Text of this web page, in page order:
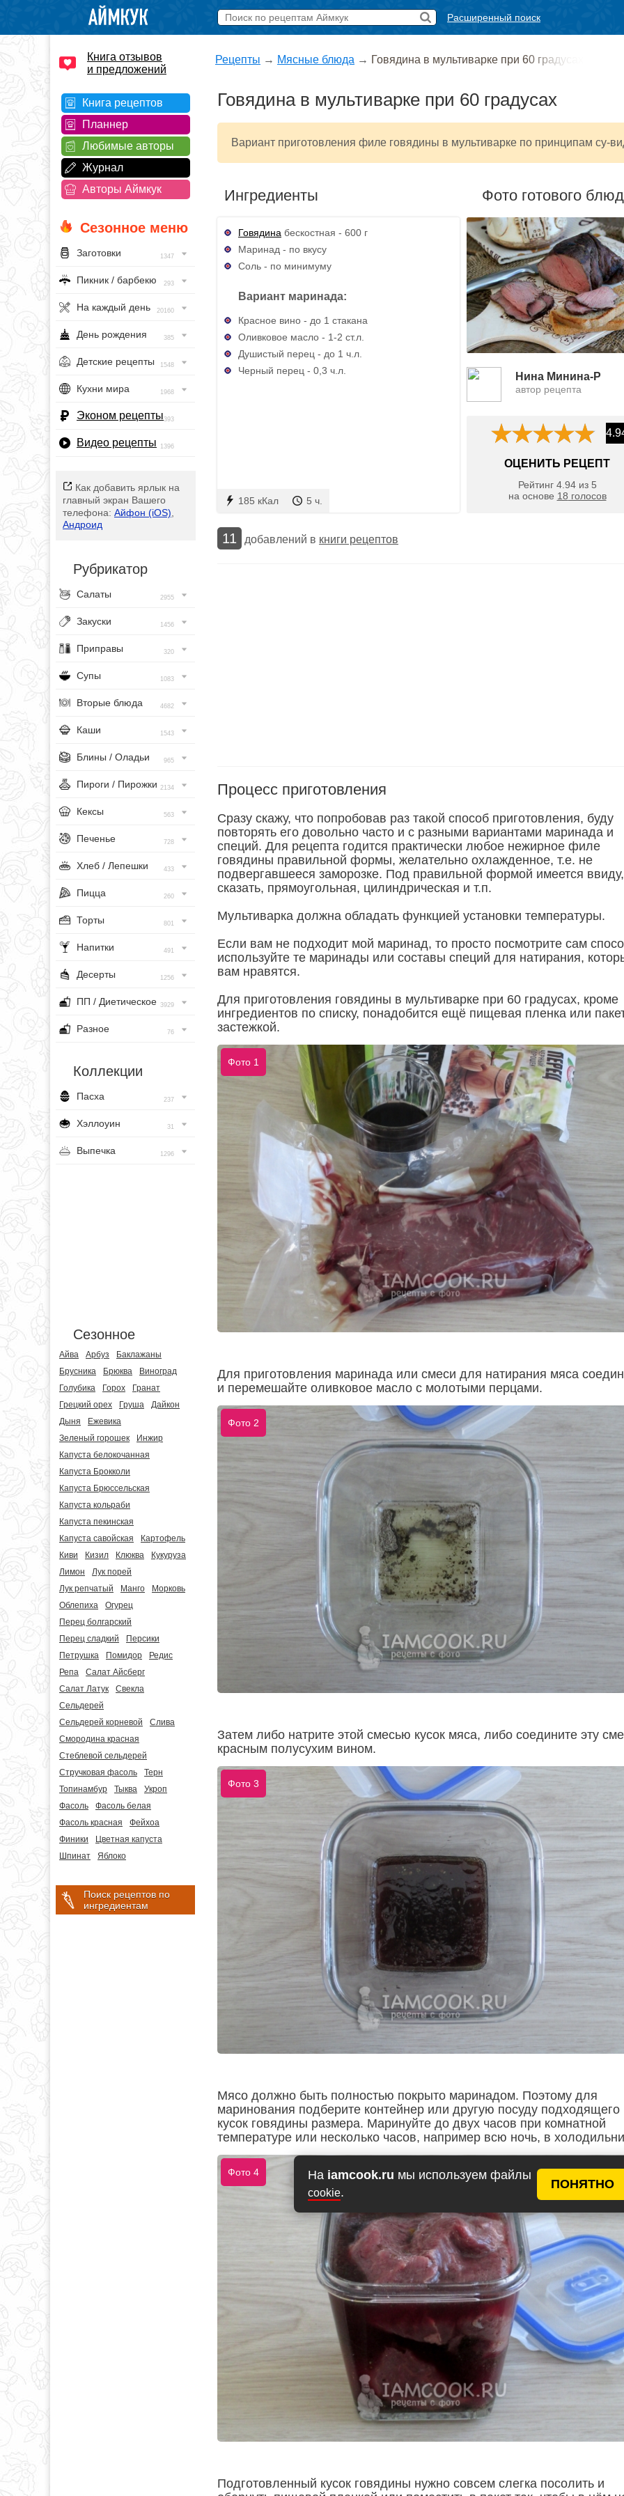
На iamcook.ru мы используем файлы
cookie.
ПОНЯТНО
Расширенный поиск
Книга отзывов
и предложений
Книга рецептов
Планнер
Любимые авторы
Журнал
Авторы Аймкук
Сезонное меню
Заготовки 1347
Пикник / барбекю 293
На каждый день 20160
День рождения 385
Детские рецепты 1548
Кухни мира 1968
Эконом рецепты393
Видео рецепты 1396
Как добавить ярлык на
главный экран Вашего
телефона: Айфон (iOS)
Андроид
Рубрикатор
Салаты 2955
Закуски 1456
Приправы 320
Супы 1083
Вторые блюда 4682
Каши 1543
Блины / Оладьи 965
Пироги / Пирожки 2134
Кексы 563
Печенье 728
Хлеб / Лепешки 433
Пицца 260
Торты 801
Напитки 491
Десерты 1256
ПП / Диетическое 3929
Разное 76
Коллекции
Пасха 237
Хэллоуин 31
Выпечка 1296
Сезонное
Айва Арбуз
Баклажаны
Брусника
Брюква
Виноград
Голубика
Горох
Гранат
Грецкий орех
Груша
Дайкон
Дыня
Ежевика
Зеленый горошек
Инжир
Капуста белокочанная
Капуста Брокколи
Капуста Брюссельская
Капуста кольраби
Капуста пекинская
Капуста савойская
Картофель
Киви
Кизил Клюква
Кукуруза
Лимон
Лук порей
Лук репчатый
Манго
Морковь
Облепиха
Огурец
Перец болгарский
Перец сладкий
Персики
Петрушка
Помидор
Редис
Репа
Салат Айсберг
Салат Латук
Свекла
Сельдерей
Сельдерей корневой
Слива
Смородина красная
Стеблевой сельдерей
Стручковая фасоль
Терн
Топинамбур
Тыква
Укроп
Фасоль
Фасоль белая
Фасоль красная
Фейхоа
Финики
Цветная капуста
Шпинат
Яблоко
Поиск рецептов по
ингредиентам
Рецепты → Мясные блюда → Говядина в мультиварке при 60 градусах
Говядина в мультиварке при 60 градусах
Вариант приготовления филе говядины в мультиварке по принципам су-
Ингредиенты
Говядина бескостная - 600 г
Маринад - по вкусу
Соль - по минимуму
Вариант маринада:
Красное вино - до 1 стакана
Оливковое масло - 1-2 ст.л.
Душистый перец - до 1 ч.л.
Черный перец - 0,3 ч.л.
185 кКал 5 ч.
Фото готового
Нина Минина-Р
автор рецепта
ОЦЕНИТЬ РЕЦЕПТ
Рейтинг 4.94из 5
на основе 18 голосов
11 добавлений в книги рецептов
Процесс приготовления
Сразу скажу, что попробовав раз такой способ приготовления, буду
повторять его довольно часто и с разными вариантами маринада и
специй. Для рецепта годится практически любое нежирное филе
говядины правильной формы, желательно охлажденное, т.е. не
подвергавшееся заморозке. Под правильной формой имеется ввиду,
сказать, прямоугольная, цилиндрическая и т.п.
Мультиварка должна обладать функцией установки температуры.
Если вам не подходит мой маринад, то просто посмотрите сам
используйте те маринады или составы специй для натирания,
вам нравятся.
Для приготовления говядины в мультиварке при 60 градусах, кроме
ингредиентов по списку, понадобится ещё пищевая пленка или
застежкой.
Фото 1
Для приготовления маринада или смеси для натирания мяса
и перемешайте оливковое масло с молотыми перцами.
Фото 2
Затем либо натрите этой смесью кусок мяса, либо соедините эту
красным полусухим вином.
Фото 3
Мясо должно быть полностью покрыто маринадом. Поэтому для
маринования подберите контейнер или другую посуду подходящего
кусок говядины размера. Маринуйте до двух часов при комнатной
температуре или несколько часов, например всю ночь, в
Фото 4
Подготовленный кусок говядины нужно совсем слегка посолить и